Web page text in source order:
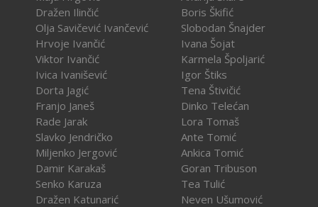
Dražen Ilinčić
Olja Savičević Ivančević
Hrvoje Ivančić
Viktor Ivančić
Ivica Ivanišević
Dorta Jagić
Franjo Janeš
Rade Jarak
Slavko Jendričko
Miljenko Jergović
Damir Karakaš
Senko Karuza
Dražen Katunarić
Boris Škifić
Slobodan Šnajder
Ivana Šojat
Karmela Špoljarić
Igor Štiks
Tena Štivičić
Dinko Telećan
Lora Tomaš
Ante Tomić
Ankica Tomić
Goran Tribuson
Tea Tulić
Neven Ušumović